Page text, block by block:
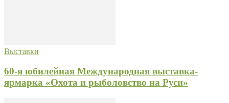
Выставки
60-я юбилейная Международная выставка-
ярмарка «Охота и рыболовство на Руси»